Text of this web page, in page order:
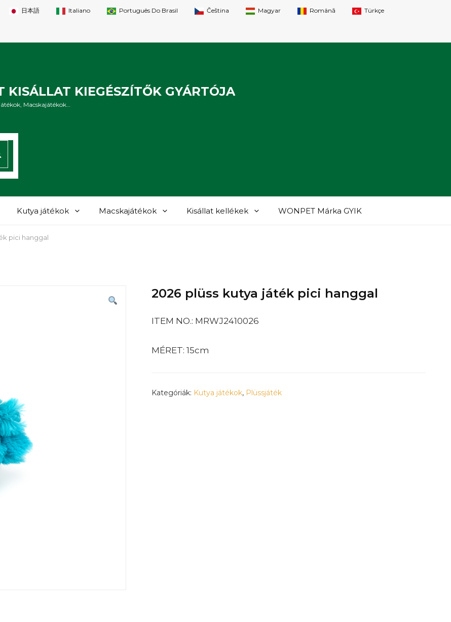
日本語 Italiano Português Do Brasil Čeština Magyar Română Türkçe
KISÁLLAT KIEGÉSZÍTŐK GYÁRTÓJA
Macskajátékok…
Kutya játékok Macskajátékok Kisállat kellékek WONPET Márka GYIK
pici hanggal
2026 plüss kutya játék pici hanggal
ITEM NO.: MRWJ2410026
MÉRET: 15cm
Kategóriák: Kutya játékok, Plüssjáték